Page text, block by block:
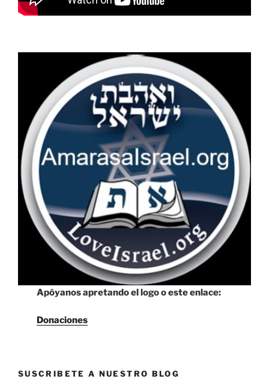
Apóyanos apretando el logo o este enlace:
Donaciones
SUSCRIBETE A NUESTRO BLOG